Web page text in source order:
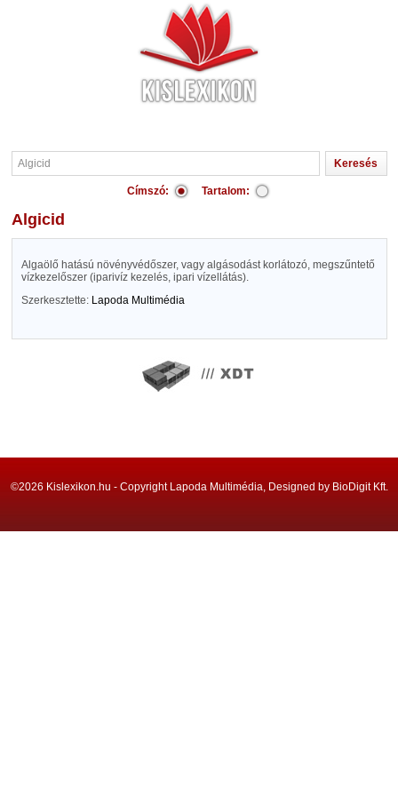
Címszó: Tartalom:
Algicid
Algaölő hatású növényvédőszer, vagy algásodást korlátozó, megszűntető
vízkezelőszer (iparivíz kezelés, ipari vízellátás).
Szerkesztette: Lapoda Multimédia
©2026 Kislexikon.hu - Copyright Lapoda Multimédia, Designed by BioDigit Kft.